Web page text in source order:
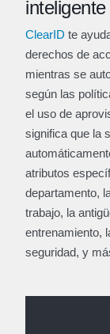
ClearID te
derechos de
mientras se
según las
el uso de
significa que la
atributos
departamento,
trabajo, la
entrenamiento,
seguridad, y